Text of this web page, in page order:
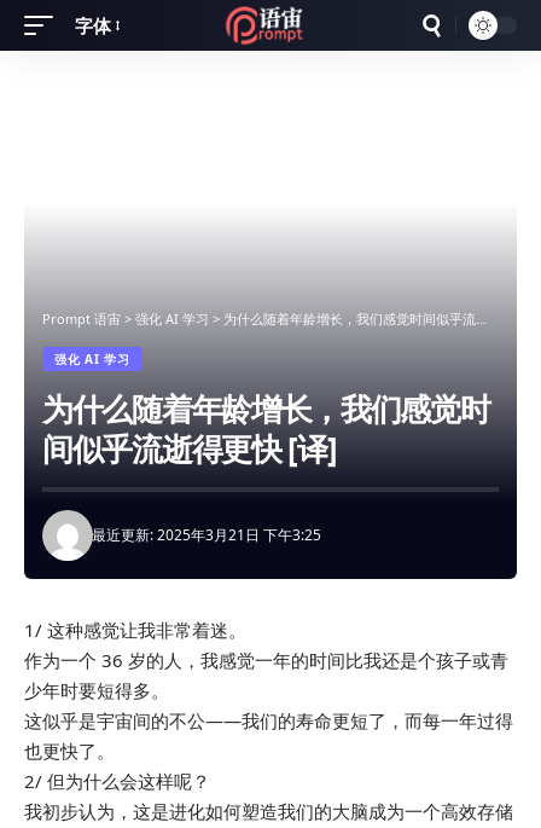
Font
字体
Prompt 语宙 > 强化 AI 学习 > 为什么随着年龄增长，我们感觉时间似乎流逝得更快 [译]
强化 AI 学习
为什么随着年龄增长，我们感觉时
间似乎流逝得更快 [译]
最近更新: 2025年3月21日 下午3:25
1/ 这种感觉让我非常着迷。
作为一个 36 岁的人，我感觉一年的时间比我还是个孩子或青
少年时要短得多。
这似乎是宇宙间的不公——我们的寿命更短了，而每一年过得
也更快了。
2/ 但为什么会这样呢？
我初步认为，这是进化如何塑造我们的大脑成为一个高效存储